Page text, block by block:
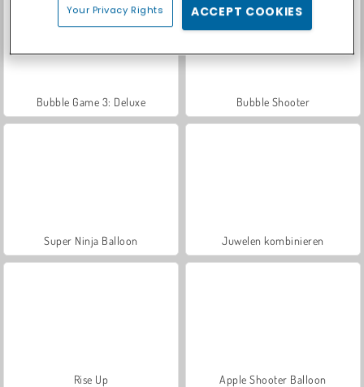
Bubble Game 3: Deluxe Bubble Shooter
Super Ninja Balloon Juwelen kombinieren
Rise Up Apple Shooter Balloon
Your Privacy Rights ACCEPT COOKIES